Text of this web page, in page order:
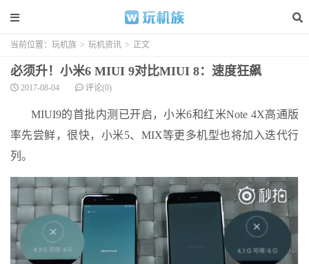
当前位置： 玩机族 > 玩机资讯 > 正文
必须升！小米6 MIUI 9对比MIUI 8：速度狂飙
2017-08-04 评论(0)
MIUI9的首批内测已开启，小米6和红米Note 4X高通版
率先尝鲜，很快，小米5、MIX等更多机型也将加入迭代行
列。